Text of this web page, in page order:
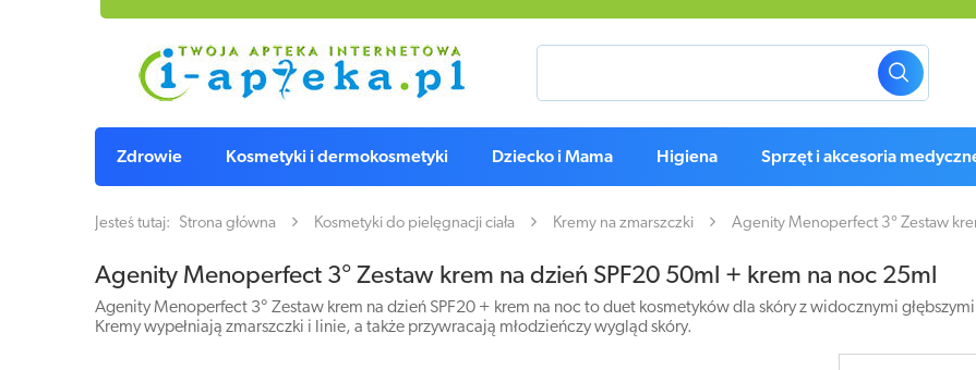
Zdrowie Kosmetyki i dermokosmetyki Dziecko i Mama Higiena Sprzęt i akcesoria
Jesteś tutaj: Strona główna Kosmetyki do pielęgnacji ciała Kremy na zmarszczki Agenity Menoperfect 3° Zestaw
Agenity Menoperfect 3° Zestaw krem na dzień SPF20 50ml + krem na noc 25ml
Agenity Menoperfect 3° Zestaw krem na dzień SPF20 + krem na noc to duet kosmetyków dla skóry z widocznymi
Kremy wypełniają zmarszczki i linie, a także przywracają młodzieńczy wygląd skóry.